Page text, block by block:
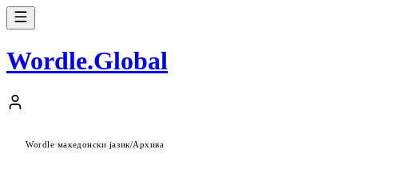
Wordle.Global
Wordle македонски јазик/Архива